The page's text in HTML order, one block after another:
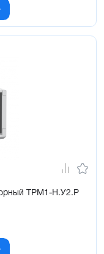
ТРМ1-Н.У2.Р